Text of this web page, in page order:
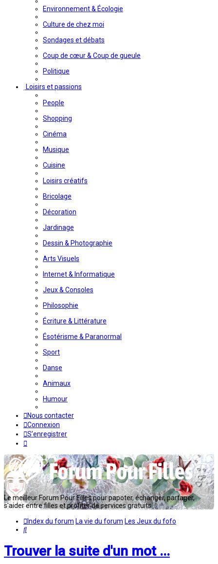
Environnement & Écologie
Culture de chez moi
Sondages et débats
Coup de cœur & Coup de gueule
Politique
Loisirs et passions
People
Shopping
Cinéma
Musique
Cuisine
Loisirs créatifs
Bricolage
Décoration
Jardinage
Dessin & Photographie
Arts Visuels
Internet & Informatique
Jeux & Consoles
Philosophie
Écriture & Littérature
Ésotérisme & Paranormal
Sport
Danse
Animaux
Humour
Nous contacter
Connexion
S’enregistrer
Le meilleur Forum Pour Filles pour papoter, échanger, partager,
s'aider entre filles et profiter de services gratuits...
Index du forum La vie du forum Les Jeux du fofo
Rechercher
Trouver la suite d'un mot ...